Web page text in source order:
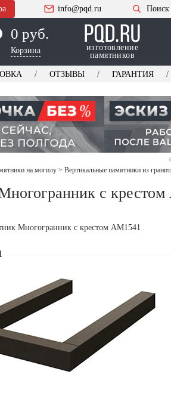
info@pqd.ru Поиск
0 руб.
Корзина
изготовление
памятников
ОТЗЫВЫ ГАРАНТИЯ
на могилу > Вертикальные памятники из
с крестом